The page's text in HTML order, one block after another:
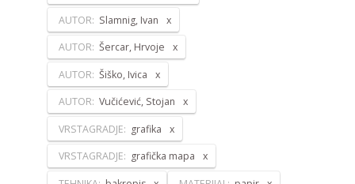
AUTOR: Slamnig, Ivan
AUTOR: Šercar, Hrvoje
AUTOR: Šiško, Ivica
AUTOR: Vučićević, Stojan
VRSTAGRADJE: grafika
VRSTAGRADJE: grafička mapa